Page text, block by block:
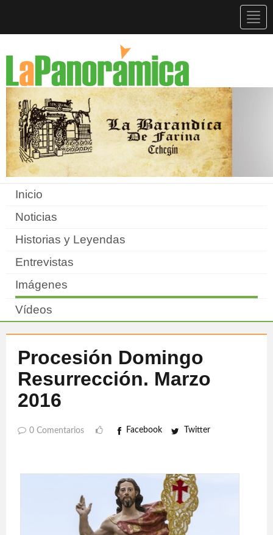
Inicio
Noticias
Historias y Leyendas
Entrevistas
Imágenes
Vídeos
Procesión Domingo
Resurrección. Marzo
2016
0 Comentarios Facebook Twitter